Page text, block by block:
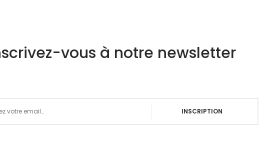
vous à notre newsletter
INSCRIPTION